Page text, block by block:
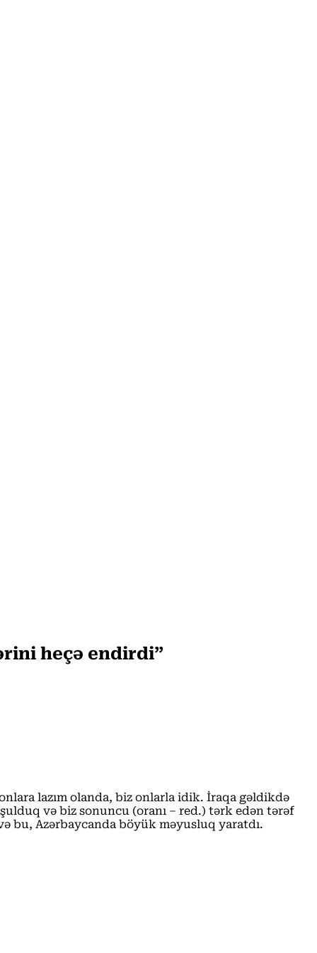
heçə endirdi”
lazım olanda, biz onlarla idik. İraqa gəldikdə
və biz sonuncu (oranı – red.) tərk edən tərəf
bu, Azərbaycanda böyük məyusluq yaratdı.